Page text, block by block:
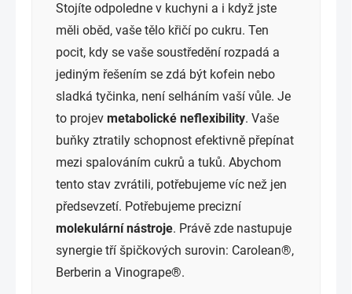
Stojíte odpoledne v kuchyni a i když jste
měli oběd, vaše tělo křičí po cukru. Ten
pocit, kdy se vaše soustředění rozpadá a
jediným řešením se zdá být kofein nebo
sladká tyčinka, není selháním vaší vůle. Je
to projev metabolické neflexibility. Vaše
buňky ztratily schopnost efektivně přepínat
mezi spalováním cukrů a tuků. Abychom
tento stav zvrátili, potřebujeme víc než jen
předsevzetí. Potřebujeme precizní
molekulární nástroje. Právě zde nastupuje
synergie tří špičkových surovin: Carolean®,
Berberin a Vinogrape®.